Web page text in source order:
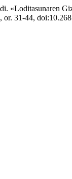
«Loditasunaren
or. 31-44,